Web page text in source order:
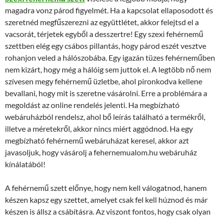
magadra vonz párod figyelmét. Ha a kapcsolat ellaposodott és
szeretnéd megfűszerezni az együttlétet, akkor felejtsd el a
vacsorát, térjetek egyből a desszertre! Egy szexi fehérnemű
szettben elég egy csábos pillantás, hogy párod eszét vesztve
rohanjon veled a hálószobába. Egy igazán tüzes fehérneműben
nem kizárt, hogy még a hálóig sem juttok el. A legtöbb nő nem
szívesen megy fehérnemű üzletbe, ahol pironkodva kellene
bevallani, hogy mit is szeretne vásárolni. Erre a problémára a
megoldást az online rendelés jelenti. Ha megbízható
webáruházból rendelsz, ahol bő leírás található a termékről,
illetve a méretekről, akkor nincs miért aggódnod. Ha egy
megbízható fehérnemű webáruházat keresel, akkor azt
javasoljuk, hogy vásárolj a fehernemualom.hu webáruház
kínálatából!
A fehérnemű szett előnye, hogy nem kell válogatnod, hanem
készen kapsz egy szettet, amelyet csak fel kell húznod és már
készen is állsz a csábításra. Az viszont fontos, hogy csak olyan